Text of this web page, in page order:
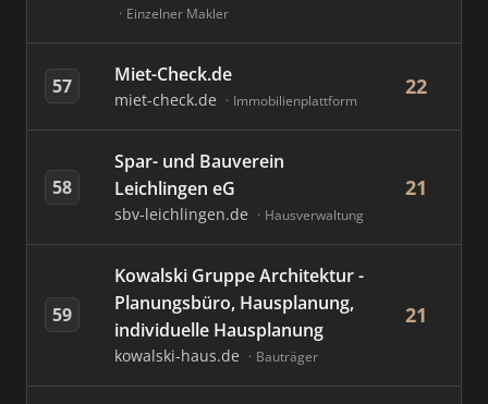
Einzelner Makler
57 Miet-Check.de
miet-check.de Immobilienplattform
22
58
Spar- und Bauverein
Leichlingen eG
sbv-leichlingen.de Hausverwaltung
21
59
Kowalski Gruppe Architektur -
Planungsbüro, Hausplanung,
individuelle Hausplanung
kowalski-haus.de Bauträger
21